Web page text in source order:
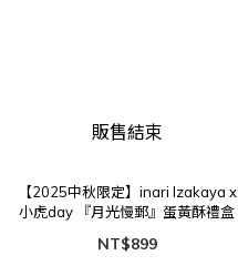
販售結束
【2025中秋限定】inari Izakaya x
小虎day 『月光慢郵』蛋黃酥禮盒
NT$899